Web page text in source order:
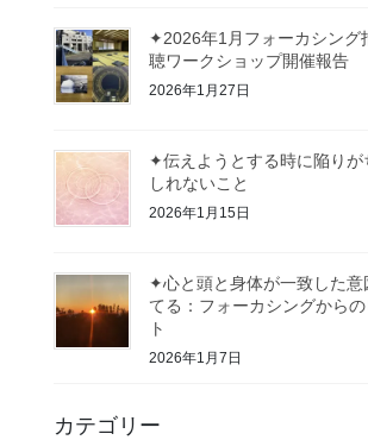
✦2026年1月フォーカシング
聴ワークショップ開催報告
2026年1月27日
✦伝えようとする時に陥りが
しれないこと
2026年1月15日
✦心と頭と身体が一致した意
てる：フォーカシングから
ト
2026年1月7日
カテゴリー